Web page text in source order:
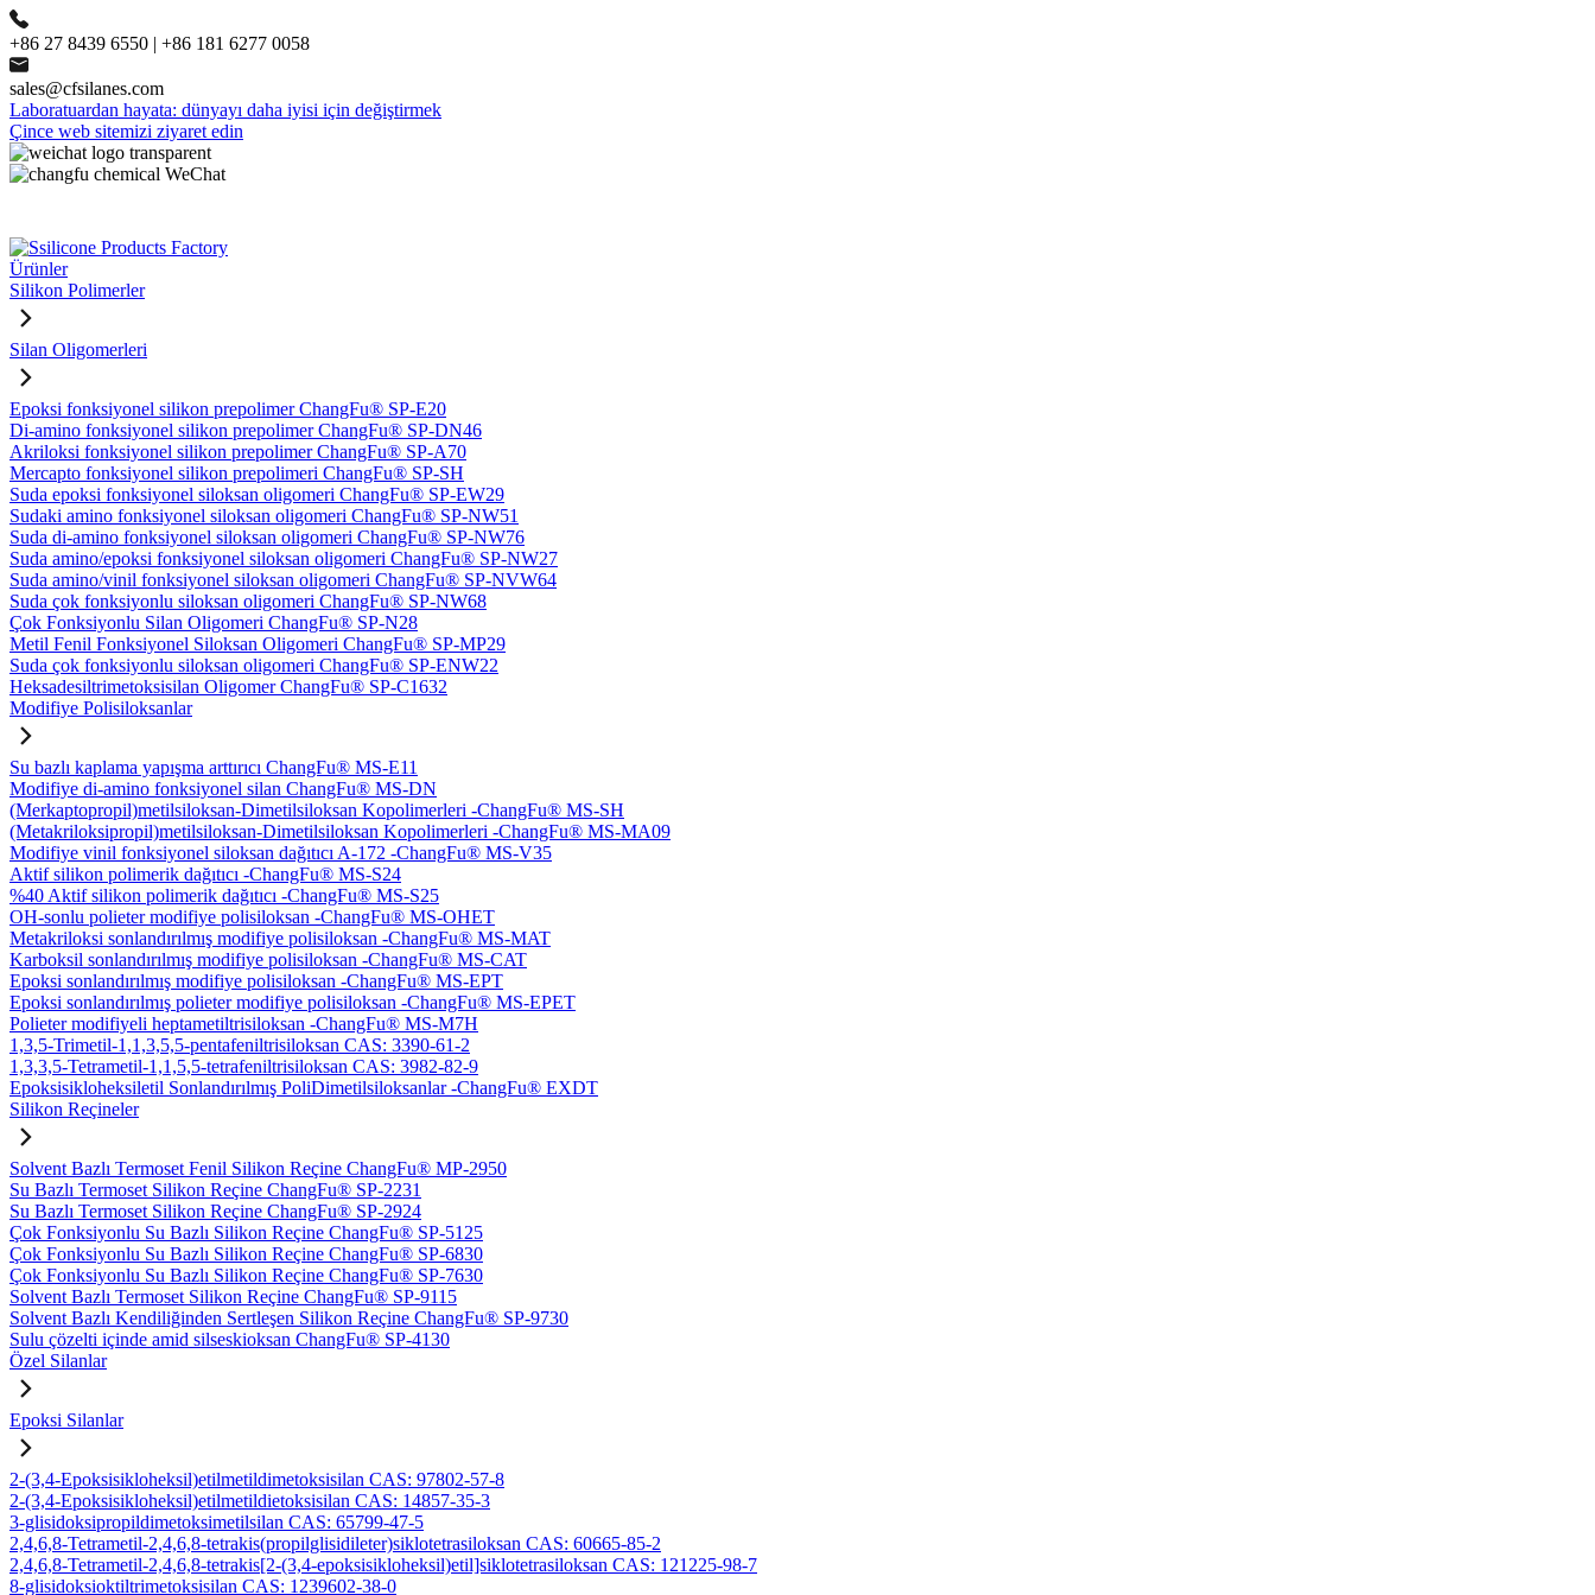
+86 27 8439 6550 | +86 181 6277 0058
sales@cfsilanes.com
Laboratuardan hayata: dünyayı daha iyisi için değiştirmek
Çince web sitemizi ziyaret edin
Ürünler
Silikon Polimerler
Silan Oligomerleri
Epoksi fonksiyonel silikon prepolimer ChangFu® SP-E20
Di-amino fonksiyonel silikon prepolimer ChangFu® SP-DN46
Akriloksi fonksiyonel silikon prepolimer ChangFu® SP-A70
Mercapto fonksiyonel silikon prepolimeri ChangFu® SP-SH
Suda epoksi fonksiyonel siloksan oligomeri ChangFu® SP-EW29
Sudaki amino fonksiyonel siloksan oligomeri ChangFu® SP-NW51
Suda di-amino fonksiyonel siloksan oligomeri ChangFu® SP-NW76
Suda amino/epoksi fonksiyonel siloksan oligomeri ChangFu® SP-NW27
Suda amino/vinil fonksiyonel siloksan oligomeri ChangFu® SP-NVW64
Suda çok fonksiyonlu siloksan oligomeri ChangFu® SP-NW68
Çok Fonksiyonlu Silan Oligomeri ChangFu® SP-N28
Metil Fenil Fonksiyonel Siloksan Oligomeri ChangFu® SP-MP29
Suda çok fonksiyonlu siloksan oligomeri ChangFu® SP-ENW22
Heksadesiltrimetoksisilan Oligomer ChangFu® SP-C1632
Modifiye Polisiloksanlar
Su bazlı kaplama yapışma arttırıcı ChangFu® MS-E11
Modifiye di-amino fonksiyonel silan ChangFu® MS-DN
(Merkaptopropil)metilsiloksan-Dimetilsiloksan Kopolimerleri -ChangFu® MS-SH
(Metakriloksipropil)metilsiloksan-Dimetilsiloksan Kopolimerleri -ChangFu® MS-MA09
Modifiye vinil fonksiyonel siloksan dağıtıcı A-172 -ChangFu® MS-V35
Aktif silikon polimerik dağıtıcı -ChangFu® MS-S24
%40 Aktif silikon polimerik dağıtıcı -ChangFu® MS-S25
OH-sonlu polieter modifiye polisiloksan -ChangFu® MS-OHET
Metakriloksi sonlandırılmış modifiye polisiloksan -ChangFu® MS-MAT
Karboksil sonlandırılmış modifiye polisiloksan -ChangFu® MS-CAT
Epoksi sonlandırılmış modifiye polisiloksan -ChangFu® MS-EPT
Epoksi sonlandırılmış polieter modifiye polisiloksan -ChangFu® MS-EPET
Polieter modifiyeli heptametiltrisiloksan -ChangFu® MS-M7H
1,3,5-Trimetil-1,1,3,5,5-pentafeniltrisiloksan CAS: 3390-61-2
1,3,3,5-Tetrametil-1,1,5,5-tetrafeniltrisiloksan CAS: 3982-82-9
Epoksisikloheksiletil Sonlandırılmış PoliDimetilsiloksanlar -ChangFu® EXDT
Silikon Reçineler
Solvent Bazlı Termoset Fenil Silikon Reçine ChangFu® MP-2950
Su Bazlı Termoset Silikon Reçine ChangFu® SP-2231
Su Bazlı Termoset Silikon Reçine ChangFu® SP-2924
Çok Fonksiyonlu Su Bazlı Silikon Reçine ChangFu® SP-5125
Çok Fonksiyonlu Su Bazlı Silikon Reçine ChangFu® SP-6830
Çok Fonksiyonlu Su Bazlı Silikon Reçine ChangFu® SP-7630
Solvent Bazlı Termoset Silikon Reçine ChangFu® SP-9115
Solvent Bazlı Kendiliğinden Sertleşen Silikon Reçine ChangFu® SP-9730
Sulu çözelti içinde amid silseskioksan ChangFu® SP-4130
Özel Silanlar
Epoksi Silanlar
2-(3,4-Epoksisikloheksil)etilmetildimetoksisilan CAS: 97802-57-8
2-(3,4-Epoksisikloheksil)etilmetildietoksisilan CAS: 14857-35-3
3-glisidoksipropildimetoksimetilsilan CAS: 65799-47-5
2,4,6,8-Tetrametil-2,4,6,8-tetrakis(propilglisidileter)siklotetrasiloksan CAS: 60665-85-2
2,4,6,8-Tetrametil-2,4,6,8-tetrakis[2-(3,4-epoksisikloheksil)etil]siklotetrasiloksan CAS: 121225-98-7
8-glisidoksioktiltrimetoksisilan CAS: 1239602-38-0